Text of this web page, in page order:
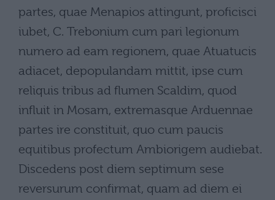
partes, quae Menapios attingunt, proficisci
iubet, C. Trebonium cum pari legionum
numero ad eam regionem, quae Atuatucis
adiacet, depopulandam mittit, ipse cum
reliquis tribus ad flumen Scaldim, quod
influit in Mosam, extremasque Arduennae
partes ire constituit, quo cum paucis
equitibus profectum Ambiorigem audiebat.
Discedens post diem septimum sese
reversurum confirmat, quam ad diem ei